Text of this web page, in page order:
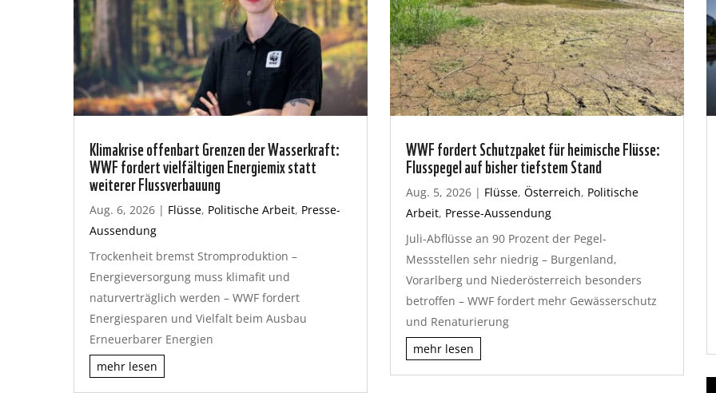
Klimakrise offenbart Grenzen der Wasserkraft:
WWF fordert vielfältigen Energiemix statt
weiterer Flussverbauung
Aug. 6, 2026 | Flüsse, Politische Arbeit, Presse-
Aussendung
Trockenheit bremst Stromproduktion –
Energieversorgung muss klimafit und
naturverträglich werden – WWF fordert
Energiesparen und Vielfalt beim Ausbau
Erneuerbarer Energien
mehr lesen
WWF fordert Schutzpaket für heimische Flüsse:
Flusspegel auf bisher tiefstem Stand
Aug. 5, 2026| Flüsse, Österreich, Politische
Arbeit, Presse-Aussendung
Juli-Abflüsse an 90 Prozent der Pegel-
Messstellen sehr niedrig – Burgenland,
Vorarlberg und Niederösterreich besonders
betroffen – WWF fordert mehr Gewässerschutz
und Renaturierung
mehr lesen